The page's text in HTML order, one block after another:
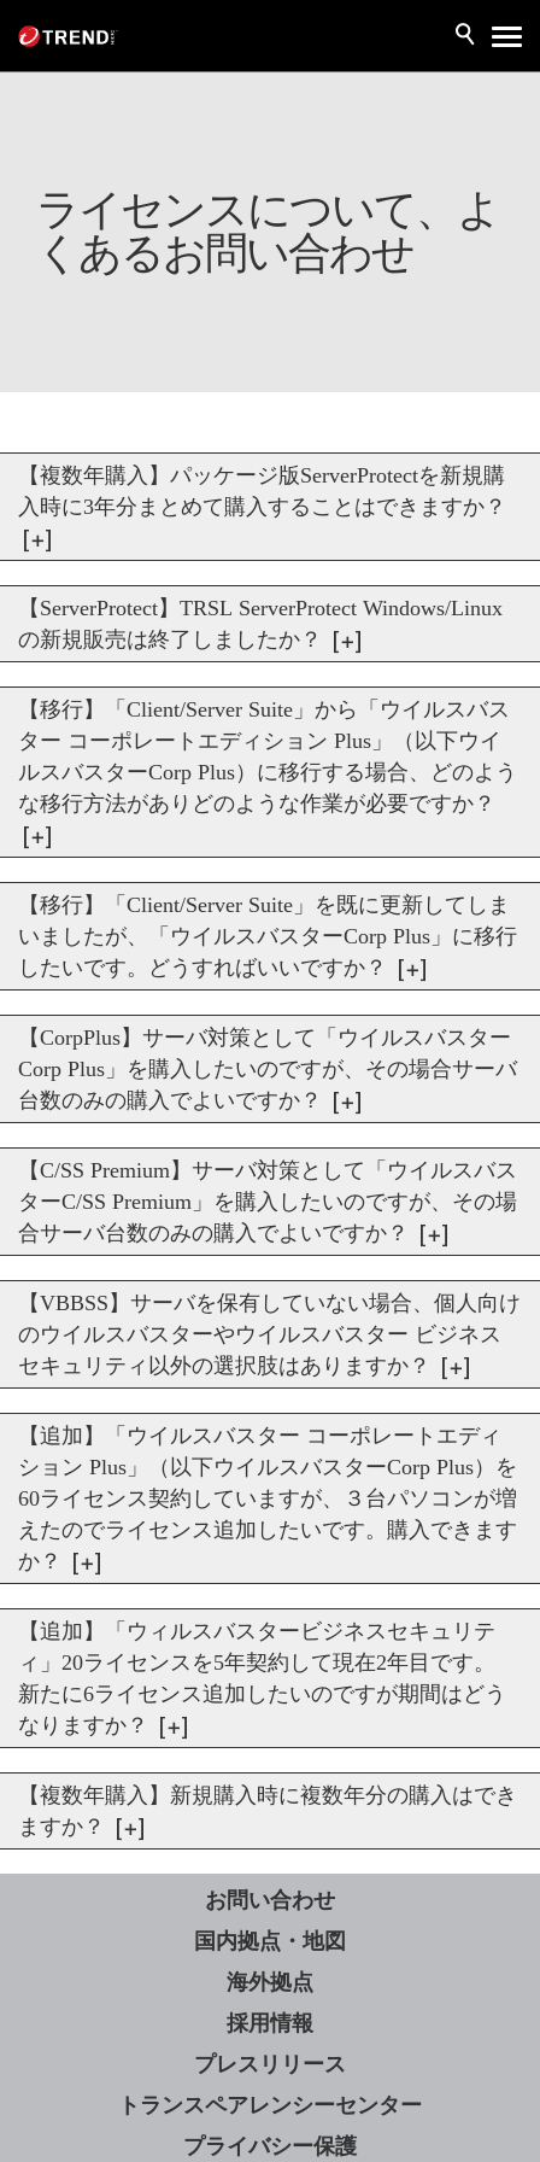
ライセンスについて、よ
くあるお問い合わせ
【複数年購入】パッケージ版ServerProtectを新規購
入時に3年分まとめて購入することはできますか？
【ServerProtect】TRSL ServerProtect Windows/Linux
の新規販売は終了しましたか？
【移行】「Client/Server Suite」から「ウイルスバス
ター コーポレートエディション Plus」（以下ウイ
ルスバスターCorp Plus）に移行する場合、どのよう
な移行方法がありどのような作業が必要ですか？
【移行】「Client/Server Suite」を既に更新してしま
いましたが、「ウイルスバスターCorp Plus」に移行
したいです。どうすればいいですか？
【CorpPlus】サーバ対策として「ウイルスバスター
Corp Plus」を購入したいのですが、その場合サーバ
台数のみの購入でよいですか？
【C/SS Premium】サーバ対策として「ウイルスバス
ターC/SS Premium」を購入したいのですが、その場
合サーバ台数のみの購入でよいですか？
【VBBSS】サーバを保有していない場合、個人向け
のウイルスバスターやウイルスバスター ビジネス
セキュリティ以外の選択肢はありますか？
【追加】「ウイルスバスター コーポレートエディ
ション Plus」（以下ウイルスバスターCorp Plus）を
60ライセンス契約していますが、３台パソコンが増
えたのでライセンス追加したいです。購入できます
か？
【追加】「ウィルスバスタービジネスセキュリテ
ィ」20ライセンスを5年契約して現在2年目です。
新たに6ライセンス追加したいのですが期間はどう
なりますか？
【複数年購入】新規購入時に複数年分の購入はでき
ますか？
お問い合わせ
国内拠点・地図
海外拠点
採用情報
プレスリリース
トランスペアレンシーセンター
プライバシー保護